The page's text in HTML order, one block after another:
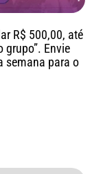
R$ 500,00, até
grupo”. Envie
semana para o